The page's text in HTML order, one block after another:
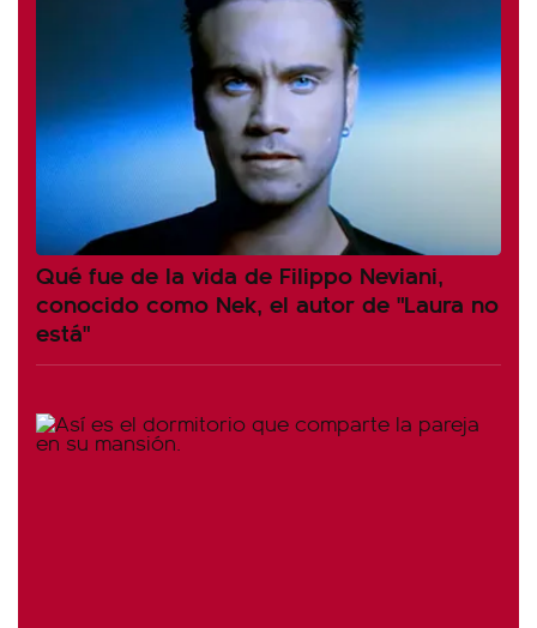
Qué fue de la vida de Filippo Neviani,
conocido como Nek, el autor de "Laura no
está"